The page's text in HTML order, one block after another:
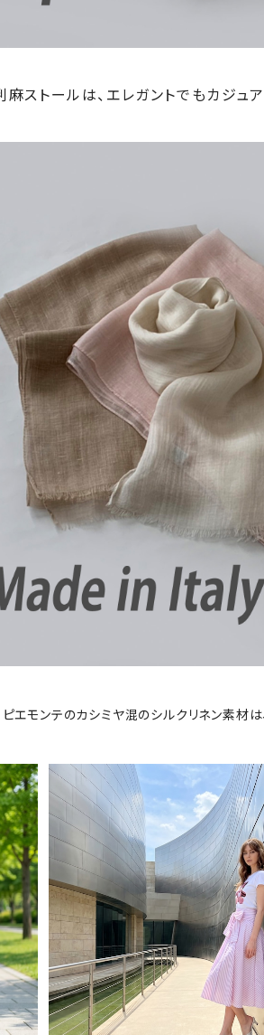
麻ストールは、エレガントでもカジュ
ピエモンテのカシミヤ混のシルクリネン素材
G
Nicoletta T.(ニコレッタ）ストラ
ヤード風スカート
¥20,790
30%OFF
SOLD OUT